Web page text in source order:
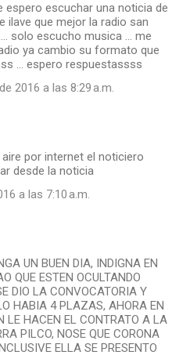
espero escuchar una noticia de
ilave que mejor la radio san
solo escucho musica ... me
ya cambio su formato que
... espero respuestassss
2016 a las 8:29 a.m.
por internet el noticiero
desde la noticia
a las 7:10 a.m.
UN BUEN DIA, INDIGNA EN
QUE ESTEN OCULTANDO
DIO LA CONVOCATORIA Y
HABIA 4 PLAZAS, AHORA EN
LE HACEN EL CONTRATO A LA
PILCO, NOSE QUE CORONA
ELLA SE PRESENTO